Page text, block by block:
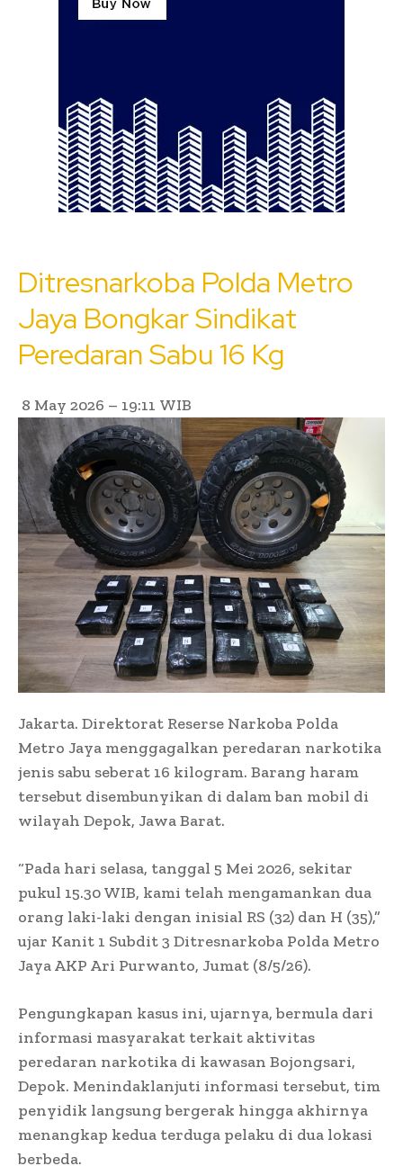
Ditresnarkoba Polda Metro
Jaya Bongkar Sindikat
Peredaran Sabu 16 Kg
8 May 2026 – 19:11 WIB
Jakarta. Direktorat Reserse Narkoba Polda
Metro Jaya menggagalkan peredaran narkotika
jenis sabu seberat 16 kilogram. Barang haram
tersebut disembunyikan di dalam ban mobil di
wilayah Depok, Jawa Barat.
“Pada hari selasa, tanggal 5 Mei 2026, sekitar
pukul 15.30 WIB, kami telah mengamankan dua
orang laki-laki dengan inisial RS (32) dan H (35),”
ujar Kanit 1 Subdit 3 Ditresnarkoba Polda Metro
Jaya AKP Ari Purwanto, Jumat (8/5/26).
Pengungkapan kasus ini, ujarnya, bermula dari
informasi masyarakat terkait aktivitas
peredaran narkotika di kawasan Bojongsari,
Depok. Menindaklanjuti informasi tersebut, tim
penyidik langsung bergerak hingga akhirnya
menangkap kedua terduga pelaku di dua lokasi
berbeda.